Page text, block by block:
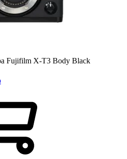
Fujifilm X-T3 Body Black